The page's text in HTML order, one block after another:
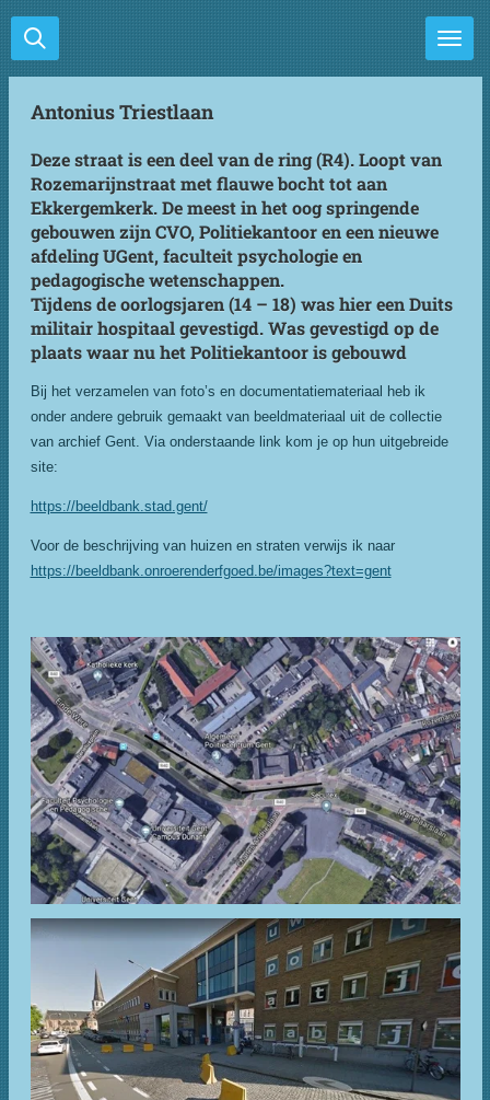
Ga
direct
naar
hoofdinhoud
Antonius Triestlaan
Deze straat is een deel van de ring (R4). Loopt van
Rozemarijnstraat met flauwe bocht tot aan
Ekkergemkerk. De meest in het oog springende
gebouwen zijn CVO, Politiekantoor en een nieuwe
afdeling UGent, faculteit psychologie en
pedagogische wetenschappen.
Tijdens de oorlogsjaren (14 – 18) was hier een Duits
militair hospitaal gevestigd. Was gevestigd op de
plaats waar nu het Politiekantoor is gebouwd
Bij het verzamelen van foto’s en documentatiemateriaal heb ik
onder andere gebruik gemaakt van beeldmateriaal uit de collectie
van archief Gent. Via onderstaande link kom je op hun uitgebreide
site:
https://beeldbank.stad.gent/
Voor de beschrijving van huizen en straten verwijs ik naar
https://beeldbank.onroerenderfgoed.be/images?text=gent